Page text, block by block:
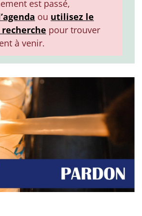
est passé,
ou utilisez le
pour trouver
à venir.